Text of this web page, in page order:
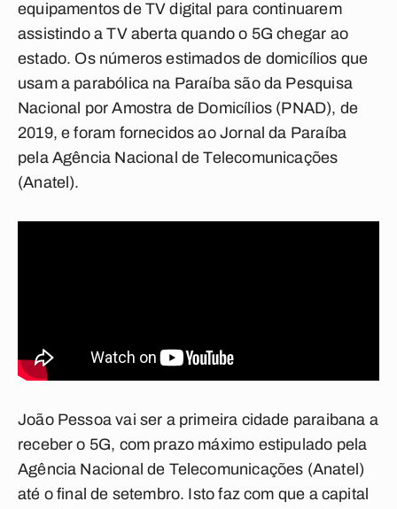
equipamentos de TV digital para continuarem
assistindo a TV aberta quando o 5G chegar ao
estado. Os números estimados de domicílios que
usam a parabólica na Paraíba são da Pesquisa
Nacional por Amostra de Domicílios (PNAD), de
2019, e foram fornecidos ao Jornal da Paraíba
pela Agência Nacional de Telecomunicações
(Anatel).
João Pessoa vai ser a primeira cidade paraibana a
receber o 5G, com prazo máximo estipulado pela
Agência Nacional de Telecomunicações (Anatel)
até o final de setembro. Isto faz com que a capital